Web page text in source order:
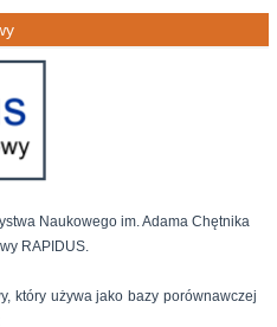
Naukowego im. Adama Chętnika
RAPIDUS.
który używa jako bazy porównawczej